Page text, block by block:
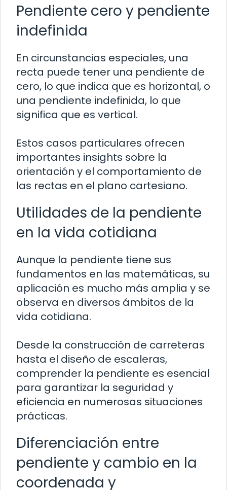
Pendiente cero y pendiente
indefinida
En circunstancias especiales, una
recta puede tener una pendiente de
cero, lo que indica que es horizontal, o
una pendiente indefinida, lo que
significa que es vertical.
Estos casos particulares ofrecen
importantes insights sobre la
orientación y el comportamiento de
las rectas en el plano cartesiano.
Utilidades de la pendiente
en la vida cotidiana
Aunque la pendiente tiene sus
fundamentos en las matemáticas, su
aplicación es mucho más amplia y se
observa en diversos ámbitos de la
vida cotidiana.
Desde la construcción de carreteras
hasta el diseño de escaleras,
comprender la pendiente es esencial
para garantizar la seguridad y
eficiencia en numerosas situaciones
prácticas.
Diferenciación entre
pendiente y cambio en la
coordenada y